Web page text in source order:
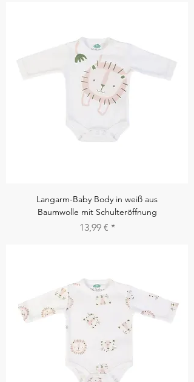
Langarm-Baby Body in weiß aus
Baumwolle mit Schulteröffnung
Preis
13,99 €